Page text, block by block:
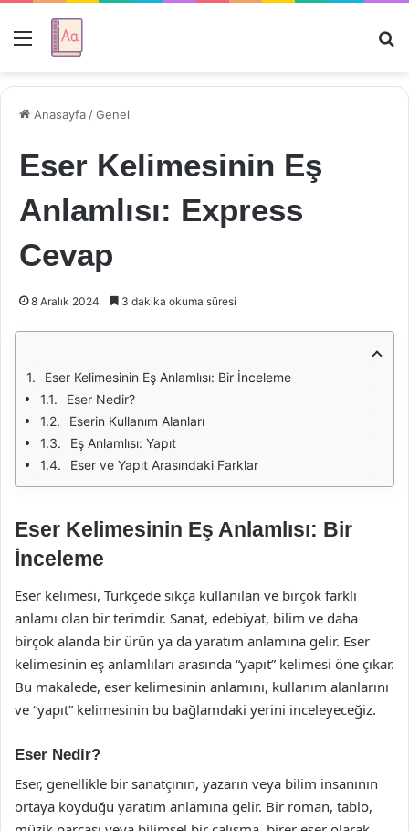
Menü
Anasayfa /Genel
Eser Kelimesinin Eş
Anlamlısı: Express
Cevap
8 Aralık 2024 3 dakika okuma süresi
Eser Kelimesinin Eş Anlamlısı: Bir İnceleme
Eser Nedir?
Eserin Kullanım Alanları
Eş Anlamlısı: Yapıt
Eser ve Yapıt Arasındaki Farklar
Eser Kelimesinin Eş Anlamlısı: Bir
İnceleme
Eser kelimesi, Türkçede sıkça kullanılan ve birçok farklı
anlamı olan bir terimdir. Sanat, edebiyat, bilim ve daha
birçok alanda bir ürün ya da yaratım anlamına gelir. Eser
kelimesinin eş anlamlıları arasında “yapıt” kelimesi öne çıkar.
Bu makalede, eser kelimesinin anlamını, kullanım alanlarını
ve “yapıt” kelimesinin bu bağlamdaki yerini inceleyeceğiz.
Eser Nedir?
Eser, genellikle bir sanatçının, yazarın veya bilim insanının
ortaya koyduğu yaratım anlamına gelir. Bir roman, tablo,